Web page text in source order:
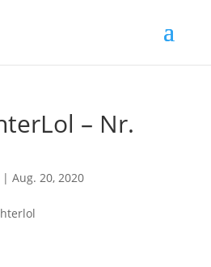
– Nr.
Aug. 20, 2020